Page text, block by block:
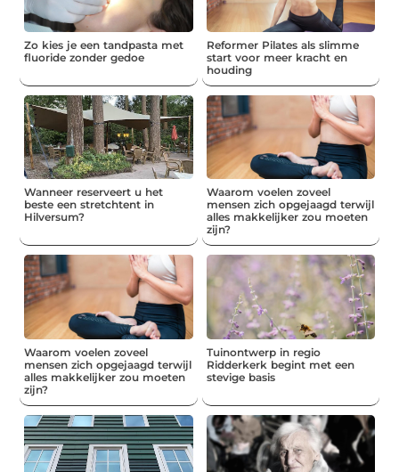
Zo kies je een tandpasta met
fluoride zonder gedoe
Reformer Pilates als slimme
start voor meer kracht en
houding
Wanneer reserveert u het
beste een stretchtent in
Hilversum?
Waarom voelen zoveel
mensen zich opgejaagd terwijl
alles makkelijker zou moeten
zijn?
Waarom voelen zoveel
mensen zich opgejaagd terwijl
alles makkelijker zou moeten
zijn?
Tuinontwerp in regio
Ridderkerk begint met een
stevige basis